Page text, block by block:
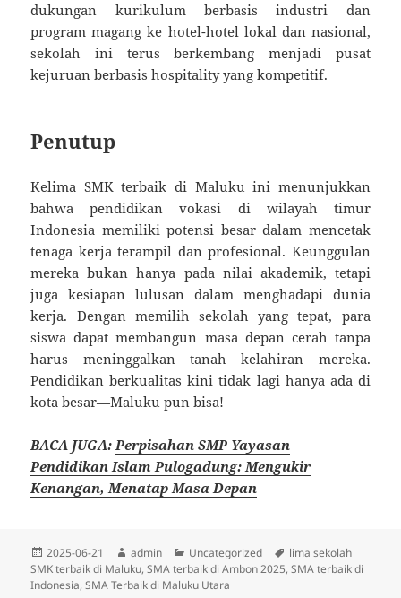
dukungan kurikulum berbasis industri dan
program magang ke hotel-hotel lokal dan nasional,
sekolah ini terus berkembang menjadi pusat
kejuruan berbasis hospitality yang kompetitif.
Penutup
Kelima SMK terbaik di Maluku ini menunjukkan
bahwa pendidikan vokasi di wilayah timur
Indonesia memiliki potensi besar dalam mencetak
tenaga kerja terampil dan profesional. Keunggulan
mereka bukan hanya pada nilai akademik, tetapi
juga kesiapan lulusan dalam menghadapi dunia
kerja. Dengan memilih sekolah yang tepat, para
siswa dapat membangun masa depan cerah tanpa
harus meninggalkan tanah kelahiran mereka.
Pendidikan berkualitas kini tidak lagi hanya ada di
kota besar—Maluku pun bisa!
BACA JUGA:Perpisahan SMP Yayasan
Pendidikan Islam Pulogadung: Mengukir
Kenangan, Menatap Masa Depan
Diposkan
pada
2025-06-21 Penulis
admin Kategori
Uncategorized Tag
lima sekolah
SMK terbaik di Maluku,SMA terbaik di Ambon 2025,SMA terbaik di
Indonesia,SMA Terbaik di Maluku Utara